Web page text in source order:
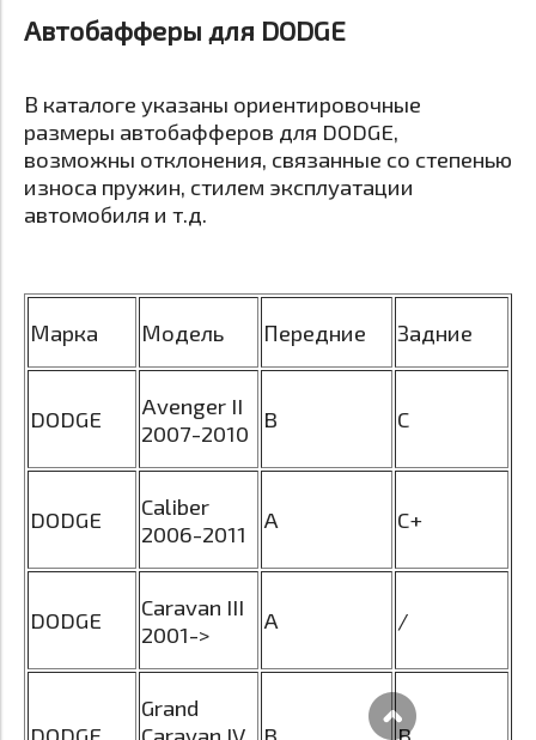
Автобафферы для DODGE
В каталоге указаны ориентировочные
размеры автобафферов для DODGE,
возможны отклонения, связанные со степенью
износа пружин, стилем эксплуатации
автомобиля и т.д.
Марка Модель Передние Задние
DODGE
Avenger II
2007-2010
B C
DODGE
Caliber
2006-2011
A C+
DODGE
Caravan III
2001->
A /
Grand